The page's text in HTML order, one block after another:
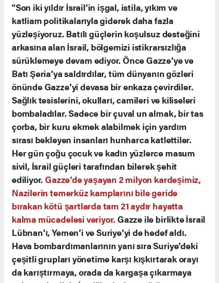
"Son iki yıldır İsrail’in işgal, istila, yıkım ve
katliam politikalarıyla giderek daha fazla
yüzleşiyoruz. Batılı güçlerin koşulsuz desteğini
arkasına alan İsrail, bölgemizi istikrarsızlığa
sürüklemeye devam ediyor. Önce Gazze’ye ve
Batı Şeria’ya saldırdılar, tüm dünyanın gözleri
önünde Gazze’yi devasa bir enkaza çevirdiler.
Sağlık tesislerini, okulları, camileri ve kiliseleri
bombaladılar. Sadece bir çuval un almak, bir tas
çorba, bir kuru ekmek alabilmek için yardım
sırası bekleyen insanları hunharca katlettiler.
Her gün çoğu çocuk ve kadın yüzlerce masum
sivil, İsrail güçleri tarafından bilerek şehit
ediliyor. Gazze’de yaşayan 2 milyon kardeşimiz,
Nazilerin temerküz kamplarını bile geride
bırakan kötü şartlarda tam 21 aydır hayatta
kalma mücadelesi veriyor. Gazze ile birlikte İsrail
Lübnan’ı, Yemen’i ve Suriye’yi de hedef aldı.
Hava bombardımanlarının yanı sıra Suriye’deki
çeşitli grupları yönetime karşı kışkırtarak orayı
da karıştırmaya, orada da kargaşa çıkarmaya